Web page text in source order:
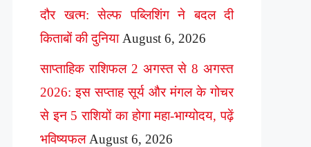
दौर खत्म: सेल्फ पब्लिशिंग ने बदल दी
किताबों की दुनिया August 6, 2026
साप्ताहिक राशिफल 2 अगस्त से 8 अगस्त
2026: इस सप्ताह सूर्य और मंगल के गोचर
से इन 5 राशियों का होगा महा-भाग्योदय, पढ़ें
भविष्यफल August 6, 2026